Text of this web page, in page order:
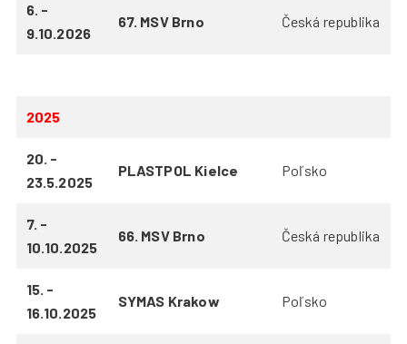
SLOVENSKY
6. -
9.10.2026
67. MSV Brno Česká republika
2025
20. -
23.5.2025
PLASTPOL Kielce Poľsko
7. -
10.10.2025
66. MSV Brno Česká republika
15. -
16.10.2025
SYMAS Krakow Poľsko